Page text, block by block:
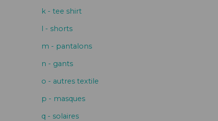
k - tee shirt
l - shorts
m - pantalons
n - gants
o - autres textile
p - masques
q - solaires